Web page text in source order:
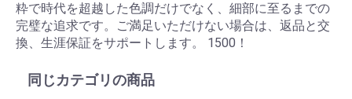
粋で時代を超越した色調だけでなく、細部に至るまでの
完璧な追求です。ご満足いただけない場合は、返品と交
換、生涯保証をサポートします。 1500！
同じカテゴリの商品